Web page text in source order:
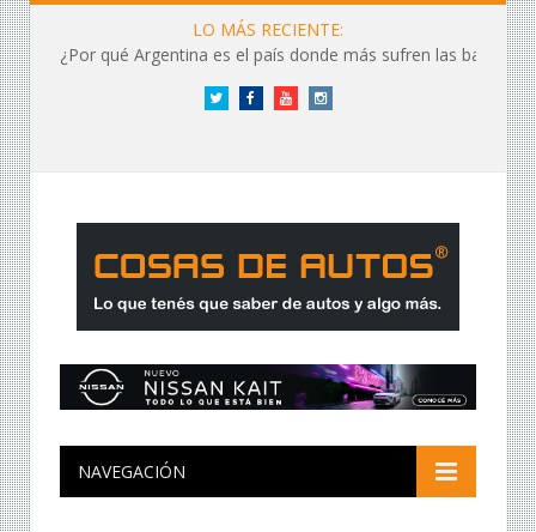
LO MÁS RECIENTE:
¿Por qué Argentina es el país donde más sufren las baterías?
Twitter FacebookYouTubeInstagram
NAVEGACIÓN